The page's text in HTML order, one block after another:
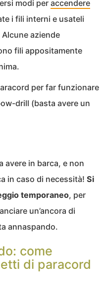
modi per accendere
i fili interni e usateli
aziende
fili appositamente
per far funzionare
drill (basta avere un
avere in barca, e non
in caso di necessità! Si
temporaneo, per
un’ancora di
annaspando.
come
di paracord